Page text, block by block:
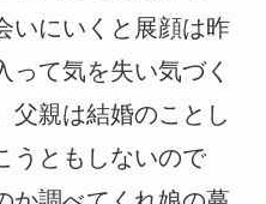
いにいくと展顔は昨
って気を失い気づく
父親は結婚のことし
うともしないので